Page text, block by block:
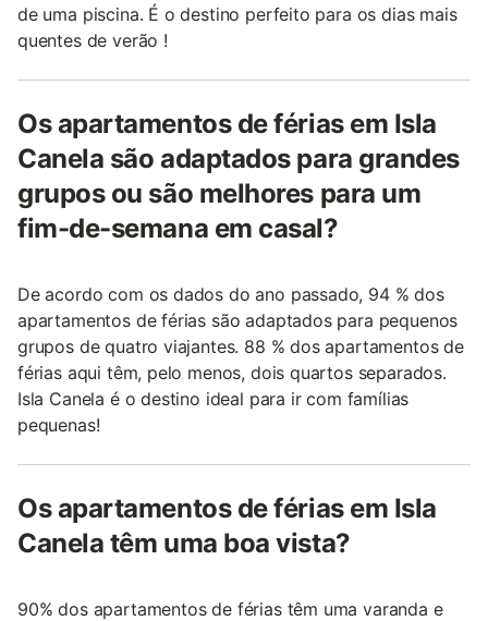
de uma piscina. É o destino perfeito para os dias mais
quentes de verão !
Os apartamentos de férias em Isla
Canela são adaptados para grandes
grupos ou são melhores para um
fim-de-semana em casal?
De acordo com os dados do ano passado, 94 % dos
apartamentos de férias são adaptados para pequenos
grupos de quatro viajantes. 88 % dos apartamentos de
férias aqui têm, pelo menos, dois quartos separados.
Isla Canela é o destino ideal para ir com famílias
pequenas!
Os apartamentos de férias em Isla
Canela têm uma boa vista?
90% dos apartamentos de férias têm uma varanda e